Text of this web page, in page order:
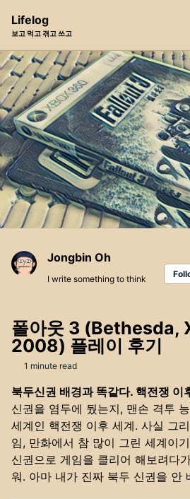
navigation
Lifelog
보고 먹고 겪고 쓰고
Jongbin Oh
I write something to think
폴아웃 3 (Bethesda,
2008) 플레이 후기
1 minute read
북두신권 배경과 똑같다. 핵전쟁 이
신권을 염두에 뒀는지, 맨손 격투
세계인 핵전쟁 이후 세계. 사실 그
임, 만화에서 참 많이 그린 세계이
신권으로 게임을 클리어 해보려다
워. 아마 내가 진짜 북두 신권을 안